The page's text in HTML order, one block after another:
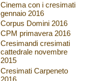
Cinema con i cresimati
gennaio 2016
Corpus Domini 2016
CPM primavera 2016
Cresimandi cresimati
cattedrale novembre
2015
Cresimati Carpeneto
2016